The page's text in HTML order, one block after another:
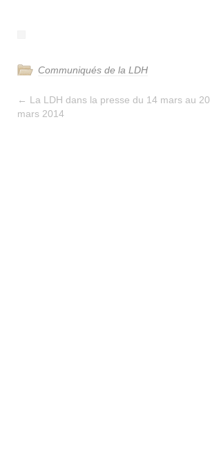
Communiqués de la LDH
← La LDH dans la presse du 14 mars au 20
mars 2014